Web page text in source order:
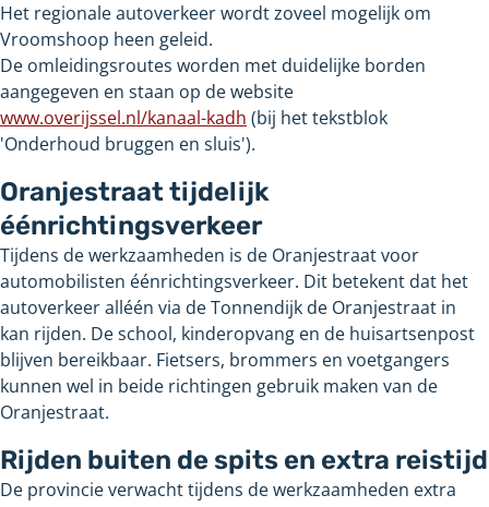
Het regionale autoverkeer wordt zoveel mogelijk om
Vroomshoop heen geleid.
De omleidingsroutes worden met duidelijke borden
aangegeven en staan op de website
www.overijssel.nl/kanaal-kadh (bij het tekstblok
'Onderhoud bruggen en sluis').
Oranjestraat tijdelijk
éénrichtingsverkeer
Tijdens de werkzaamheden is de Oranjestraat voor
automobilisten éénrichtingsverkeer. Dit betekent dat het
autoverkeer alléén via de Tonnendijk de Oranjestraat in
kan rijden. De school, kinderopvang en de huisartsenpost
blijven bereikbaar. Fietsers, brommers en voetgangers
kunnen wel in beide richtingen gebruik maken van de
Oranjestraat.
Rijden buiten de spits en extra reistijd
De provincie verwacht tijdens de werkzaamheden extra